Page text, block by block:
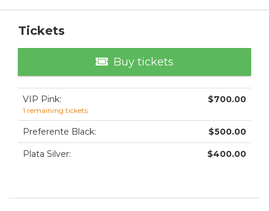
Tickets
Buy tickets
VIP Pink:
1 remaining tickets
$700.00
Preferente Black: $500.00
Plata Silver: $400.00